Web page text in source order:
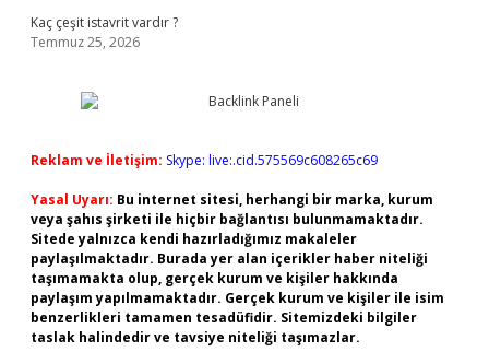
Kaç çeşit istavrit vardır ?
Temmuz 25, 2026
Reklam ve İletişim: Skype: live:.cid.575569c608265c69
Yasal Uyarı: Bu internet sitesi, herhangi bir marka, kurum
veya şahıs şirketi ile hiçbir bağlantısı bulunmamaktadır.
Sitede yalnızca kendi hazırladığımız makaleler
paylaşılmaktadır. Burada yer alan içerikler haber niteliği
taşımamakta olup, gerçek kurum ve kişiler hakkında
paylaşım yapılmamaktadır. Gerçek kurum ve kişiler ile isim
benzerlikleri tamamen tesadüfidir. Sitemizdeki bilgiler
taslak halindedir ve tavsiye niteliği taşımazlar.